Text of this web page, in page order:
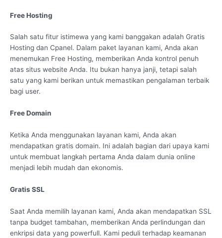
Free Hosting
Salah satu fitur istimewa yang kami banggakan adalah Gratis
Hosting dan Cpanel. Dalam paket layanan kami, Anda akan
menemukan Free Hosting, memberikan Anda kontrol penuh
atas situs website Anda. Itu bukan hanya janji, tetapi salah
satu yang kami berikan untuk memastikan pengalaman terbaik
bagi user.
Free Domain
Ketika Anda menggunakan layanan kami, Anda akan
mendapatkan gratis domain. Ini adalah bagian dari upaya kami
untuk membuat langkah pertama Anda dalam dunia online
menjadi lebih mudah dan ekonomis.
Gratis SSL
Saat Anda memilih layanan kami, Anda akan mendapatkan SSL
tanpa budget tambahan, memberikan Anda perlindungan dan
enkripsi data yang powerfull. Kami peduli terhadap keamanan